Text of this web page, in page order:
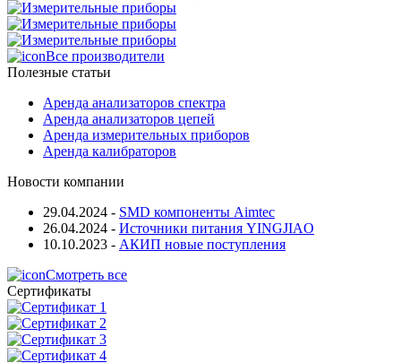
Все производители
Полезные статьи
Аренда анализаторов спектра
Аренда анализаторов цепей
Аренда измерительных приборов
Аренда калибраторов
Новости компании
29.04.2024 - SMD компоненты Aimtec
26.04.2024 - Источники питания YINGJIAO
10.10.2023 - АКИП новые поступления
Смотреть все
Сертификаты